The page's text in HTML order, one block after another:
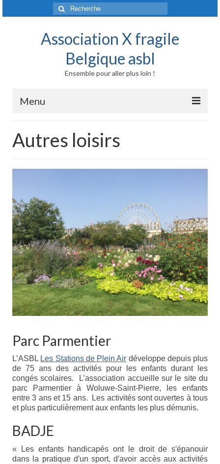
Rechercher
:
Association X fragile
Belgique asbl
Ensemble pour aller plus loin !
Menu
Syndrome X fragile et maladies liées
Origine génétique
Prévalence
Syndrome du X fragile (FXS)
Syndrome du tremblement-ataxie lié au X
fragile (FXTAS)
Syndrome de l’Insuffisance Ovarienne
Précoce liée au X fragile (FXPOI)
Dépistage génétique
Association X fragile
Mission et objectifs
Organisation
Le Conseil d’Administration
Le Conseil scientifique
Etre membre
Autres loisirs
Parc Parmentier
L’ASBL Les Stations de Plein Air développe depuis plus
de 75 ans des activités pour les enfants durant les
congés scolaires. L’association accueille sur le site du
parc Parmentier à Woluwe-Saint-Pierre, les enfants
entre 3 ans et 15 ans. Les activités sont ouvertes à tous
et plus particulièrement aux enfants les plus démunis.
BADJE
« Les enfants handicapés ont le droit de s′épanouir
dans la pratique d′un sport, d′avoir accès aux activités